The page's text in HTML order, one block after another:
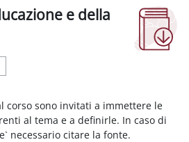
e della
sono invitati a immettere le
al tema e a definirle. In caso di
necessario citare la fonte.